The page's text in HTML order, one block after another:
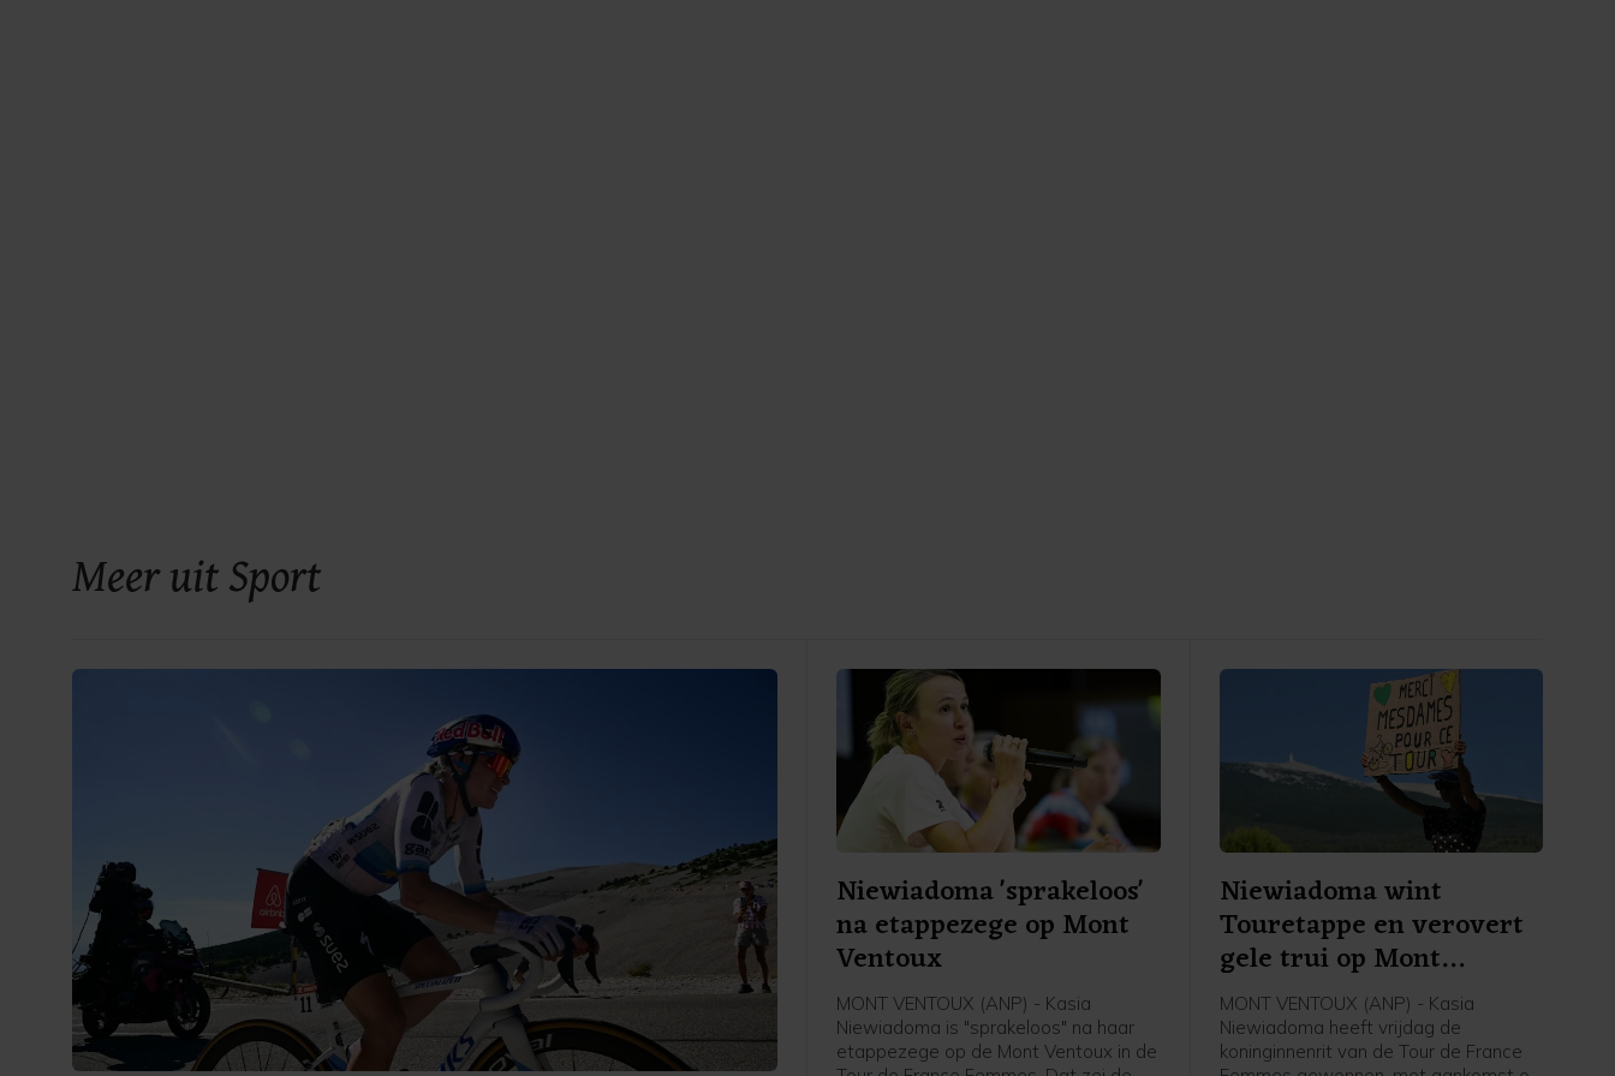
Meer uit Sport
Niewiadoma 'sprakeloos'
na etappezege op Mont
Ventoux
MONT VENTOUX (ANP) - Kasia
Niewiadoma is "sprakeloos" na haar
etappezege op de Mont Ventoux in de
Niewiadoma wint
Touretappe en verovert
gele trui op Mont
Ventoux
MONT VENTOUX (ANP) - Kasia
Niewiadoma heeft vrijdag de
koninginnenrit van de Tour de France